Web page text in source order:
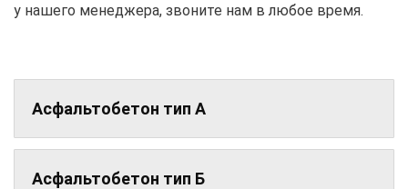
у нашего менеджера, звоните нам в любое время.
Асфальтобетон тип А
Асфальтобетон тип Б